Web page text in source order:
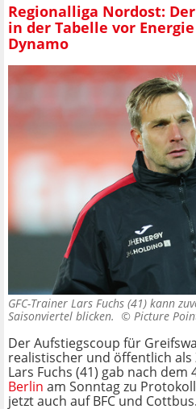
Regionalliga Nordost:
in der Tabelle vor
Dynamo
GFC-Trainer Lars Fuchs (41) kann
Saisonviertel blicken. © Picture
Der Aufstiegscoup für
realistischer und öffentlich als
Lars Fuchs (41) gab nach dem
Berlin am Sonntag zu
jetzt auch auf BFC und